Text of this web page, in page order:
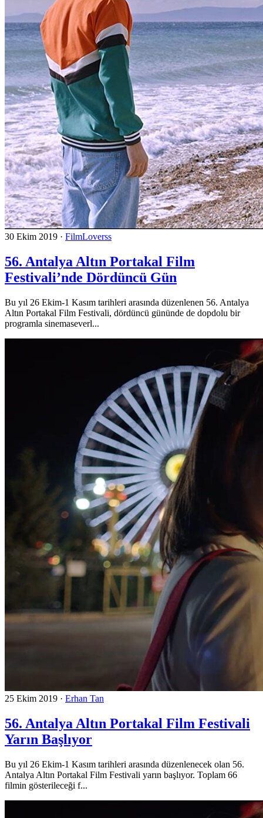
30 Ekim 2019 · FilmLoverss
56. Antalya Altın Portakal Film
Festivali’nde Dördüncü Gün
Bu yıl 26 Ekim-1 Kasım tarihleri arasında düzenlenen 56. Antalya
Altın Portakal Film Festivali, dördüncü gününde de dopdolu bir
programla sinemaseverl...
25 Ekim 2019 · Erhan Tan
56. Antalya Altın Portakal Film Festivali
Yarın Başlıyor
Bu yıl 26 Ekim-1 Kasım tarihleri arasında düzenlenecek olan 56.
Antalya Altın Portakal Film Festivali yarın başlıyor. Toplam 66
filmin gösterileceği f...